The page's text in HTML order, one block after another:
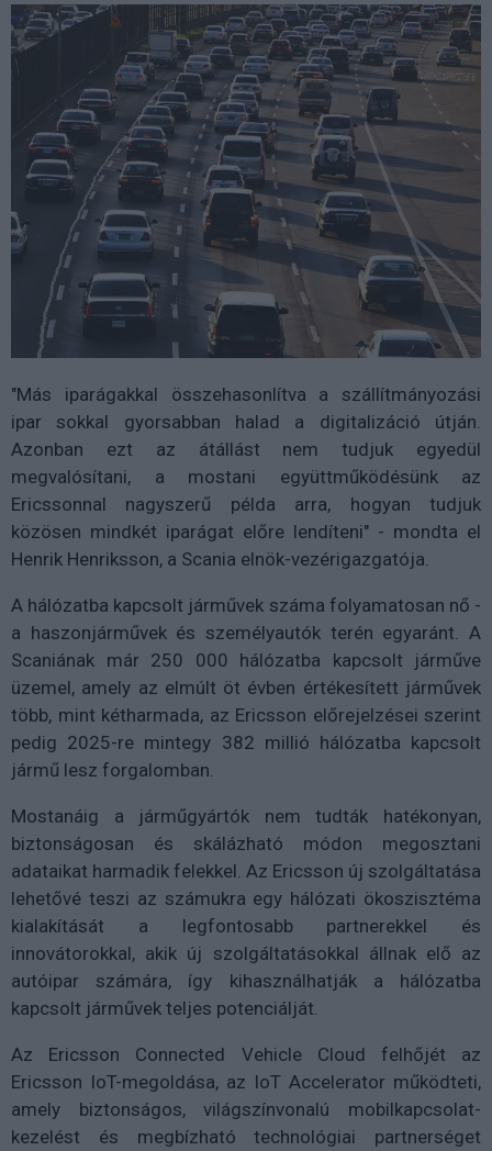
"Más iparágakkal összehasonlítva a szállítmányozási
ipar sokkal gyorsabban halad a digitalizáció útján.
Azonban ezt az átállást nem tudjuk egyedül
megvalósítani, a mostani együttműködésünk az
Ericssonnal nagyszerű példa arra, hogyan tudjuk
közösen mindkét iparágat előre lendíteni" - mondta el
Henrik Henriksson, a Scania elnök-vezérigazgatója.
A hálózatba kapcsolt járművek száma folyamatosan nő -
a haszonjárművek és személyautók terén egyaránt. A
Scaniának már 250 000 hálózatba kapcsolt járműve
üzemel, amely az elmúlt öt évben értékesített járművek
több, mint kétharmada, az Ericsson előrejelzései szerint
pedig 2025-re mintegy 382 millió hálózatba kapcsolt
jármű lesz forgalomban.
Mostanáig a járműgyártók nem tudták hatékonyan,
biztonságosan és skálázható módon megosztani
adataikat harmadik felekkel. Az Ericsson új szolgáltatása
lehetővé teszi az számukra egy hálózati ökoszisztéma
kialakítását a legfontosabb partnerekkel és
innovátorokkal, akik új szolgáltatásokkal állnak elő az
autóipar számára, így kihasználhatják a hálózatba
kapcsolt járművek teljes potenciálját.
Az Ericsson Connected Vehicle Cloud felhőjét az
Ericsson IoT-megoldása, az IoT Accelerator működteti,
amely biztonságos, világszínvonalú mobilkapcsolat-
kezelést és megbízható technológiai partnerséget